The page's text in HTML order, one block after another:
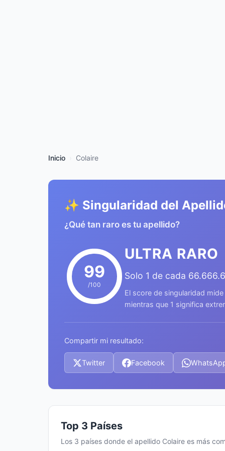
Inicio Colaire
✨ Singularidad del
¿Qué tan raro es tu apellido?
99
/100
ULTRA RARO
Solo 1 de cada
El score de singularidad
mientras que 1 significa
Compartir mi resultado:
Twitter Facebook
Top 3 Países
Los 3 países donde el apellido Colaire es más